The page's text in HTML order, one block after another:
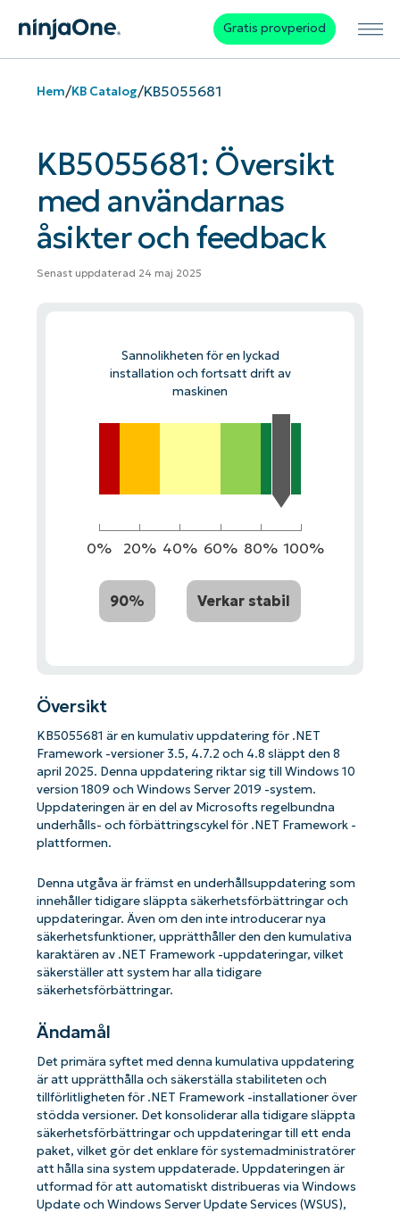
Gratis provperiod
Hem/KB Catalog/KB5055681
KB5055681: Översikt
med användarnas
åsikter och feedback
Senast uppdaterad 24 maj 2025
Sannolikheten för en lyckad
installation och fortsatt drift av
maskinen
0% 20% 40% 60% 80% 100%
90% Verkar stabil
Översikt
KB5055681 är en kumulativ uppdatering för .NET
Framework -versioner 3.5, 4.7.2 och 4.8 släppt den 8
april 2025. Denna uppdatering riktar sig till Windows 10
version 1809 och Windows Server 2019 -system.
Uppdateringen är en del av Microsofts regelbundna
underhålls- och förbättringscykel för .NET Framework -
plattformen.
Denna utgåva är främst en underhållsuppdatering som
innehåller tidigare släppta säkerhetsförbättringar och
uppdateringar. Även om den inte introducerar nya
säkerhetsfunktioner, upprätthåller den den kumulativa
karaktären av .NET Framework -uppdateringar, vilket
säkerställer att system har alla tidigare
säkerhetsförbättringar.
Ändamål
Det primära syftet med denna kumulativa uppdatering
är att upprätthålla och säkerställa stabiliteten och
tillförlitligheten för .NET Framework -installationer över
stödda versioner. Det konsoliderar alla tidigare släppta
säkerhetsförbättringar och uppdateringar till ett enda
paket, vilket gör det enklare för systemadministratörer
att hålla sina system uppdaterade. Uppdateringen är
utformad för att automatiskt distribueras via Windows
Update och Windows Server Update Services (WSUS),